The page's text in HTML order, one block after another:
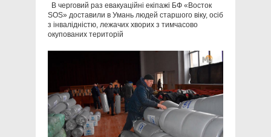
В черговий раз евакуаційні екіпажі БФ «Восток
SOS» доставили в Умань людей старшого віку, осіб
з інвалідністю, лежачих хворих з тимчасово
окупованих територій